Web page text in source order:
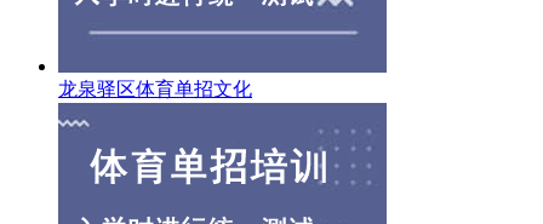
龙泉驿区体育单招文化